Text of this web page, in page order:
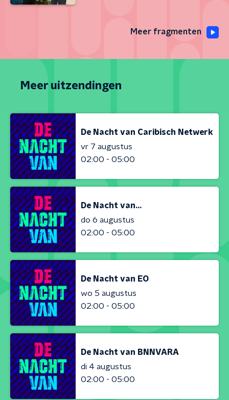
Meer fragmenten
Meer uitzendingen
De Nacht van Caribisch Netwerk
vr 7 augustus
02:00 - 05:00
De Nacht van...
do 6 augustus
02:00 - 05:00
De Nacht van EO
wo 5 augustus
02:00 - 05:00
De Nacht van BNNVARA
di 4 augustus
02:00 - 05:00